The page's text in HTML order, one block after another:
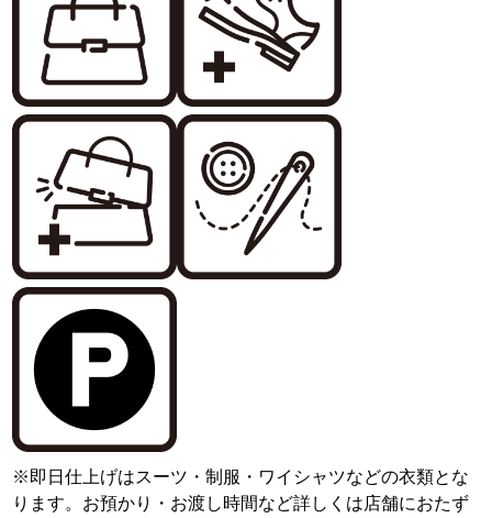
※即日仕上げはスーツ・制服・ワイシャツなどの衣類とな
ります。お預かり・お渡し時間など詳しくは店舗におたず